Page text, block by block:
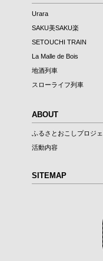
Urara
SAKU美SAKU楽
SETOUCHI TRAIN
La Malle de Bois
地酒列車
スローライフ列車
ABOUT
ふるさとおこしプロジ
活動内容
SITEMAP